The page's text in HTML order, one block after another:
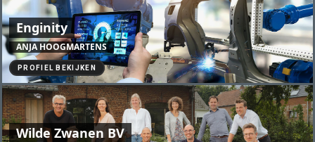
Enginity
ANJA HOOGMARTENS
PROFIEL BEKIJKEN
Wilde Zwanen BV